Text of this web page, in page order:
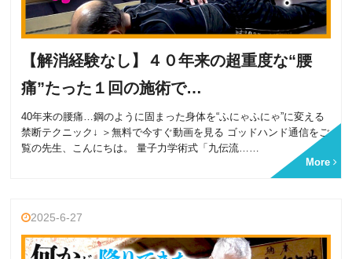
【解消経験なし】４０年来の超重度な“腰
痛”たった１回の施術で…
40年来の腰痛…鋼のように固まった身体を“ふにゃふにゃ”に変える
禁断テクニック↓ ＞無料で今すぐ動画を見る ゴッドハンド通信をご
覧の先生、こんにちは。 量子力学術式「九伝流……
More
2025-6-27